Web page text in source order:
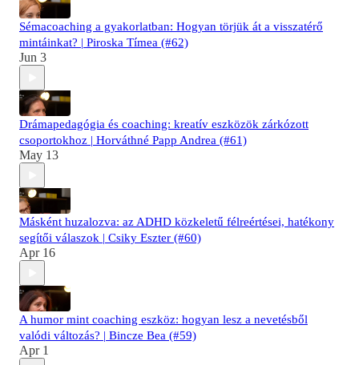
Sémacoaching a gyakorlatban: Hogyan törjük át a visszatérő
mintáinkat? | Piroska Tímea (#62)
Jun 3
Drámapedagógia és coaching: kreatív eszközök zárkózott
csoportokhoz | Horváthné Papp Andrea (#61)
May 13
Másként huzalozva: az ADHD közkeletű félreértései, hatékony
segítői válaszok | Csiky Eszter (#60)
Apr 16
A humor mint coaching eszköz: hogyan lesz a nevetésből
valódi változás? | Bincze Bea (#59)
Apr 1